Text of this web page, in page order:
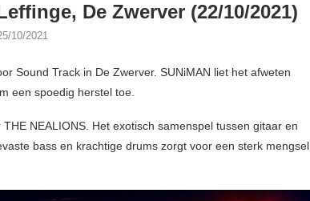
De Zwerver (22/10/2021)
10/2021
Sound Track in De Zwerver. SUNiMAN liet het afweten
een spoedig herstel toe.
NEALIONS. Het exotisch samenspel tussen gitaar en
bass en krachtige drums zorgt voor een sterk mengsel